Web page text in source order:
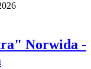
Norwida -